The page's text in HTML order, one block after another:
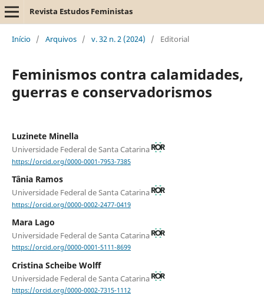
Revista Estudos Feministas
Início / Arquivos / v. 32 n. 2 (2024) / Editorial
Feminismos contra calamidades,
guerras e conservadorismos
Luzinete Minella
Universidade Federal de Santa Catarina
https://orcid.org/0000-0001-7953-7385
Tânia Ramos
Universidade Federal de Santa Catarina
https://orcid.org/0000-0002-2477-0419
Mara Lago
Universidade Federal de Santa Catarina
https://orcid.org/0000-0001-5111-8699
Cristina Scheibe Wolff
Universidade Federal de Santa Catarina
https://orcid.org/0000-0002-7315-1112